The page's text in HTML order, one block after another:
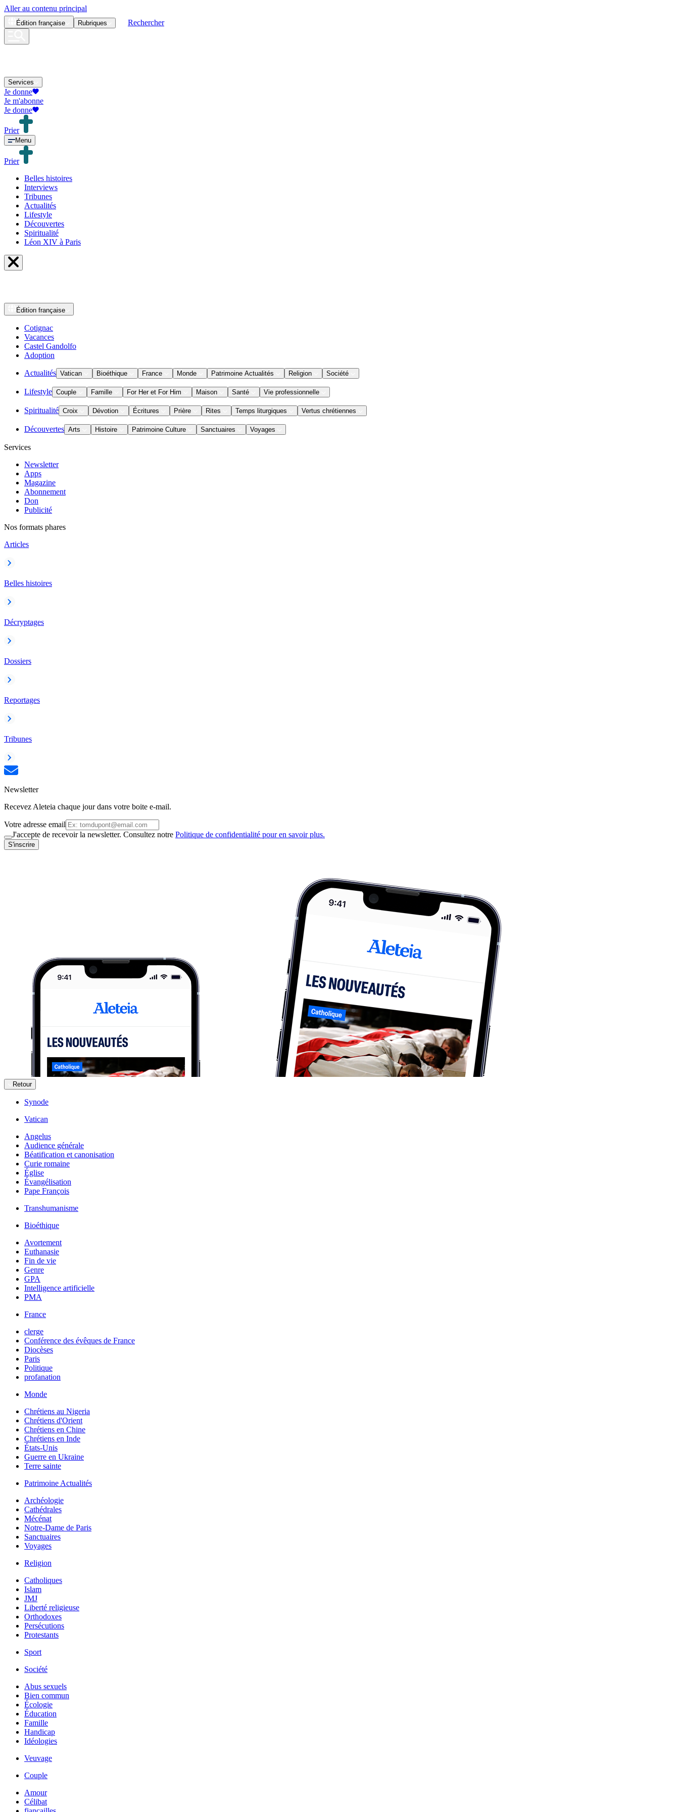
Aller au contenu principal
Édition française Rubriques Rechercher
Services
Je donne
Je m'abonne
Je donne
Prier
Menu
Prier
Belles histoires
Interviews
Tribunes
Actualités
Lifestyle
Découvertes
Spiritualité
Léon XIV à Paris
Édition française
Cotignac
Vacances
Castel Gandolfo
Adoption
Actualités Vatican Bioéthique France Monde Patrimoine Actualités Religion Société
Lifestyle Couple Famille For Her et For Him Maison Santé Vie professionnelle
Spiritualité Croix Dévotion Écritures Prière Rites Temps liturgiques Vertus chrétiennes
Découvertes Arts Histoire Patrimoine Culture Sanctuaires Voyages
Services
Newsletter
Apps
Magazine
Abonnement
Don
Publicité
Nos formats phares
Articles
Belles histoires
Décryptages
Dossiers
Reportages
Tribunes
Newsletter
Recevez Aleteia chaque jour dans votre boite e-mail.
Votre adresse email
J'accepte de recevoir la newsletter. Consultez notre Politique de confidentialité pour en savoir plus.
S'inscrire
Retour
Synode
Vatican
Angelus
Audience générale
Béatification et canonisation
Curie romaine
Église
Évangélisation
Pape François
Transhumanisme
Bioéthique
Avortement
Euthanasie
Fin de vie
Genre
GPA
Intelligence artificielle
PMA
France
clerge
Conférence des évêques de France
Diocèses
Paris
Politique
profanation
Monde
Chrétiens au Nigeria
Chrétiens d'Orient
Chrétiens en Chine
Chrétiens en Inde
États-Unis
Guerre en Ukraine
Terre sainte
Patrimoine Actualités
Archéologie
Cathédrales
Mécénat
Notre-Dame de Paris
Sanctuaires
Voyages
Religion
Catholiques
Islam
JMJ
Liberté religieuse
Orthodoxes
Persécutions
Protestants
Sport
Société
Abus sexuels
Bien commun
Écologie
Éducation
Famille
Handicap
Idéologies
Veuvage
Couple
Amour
Célibat